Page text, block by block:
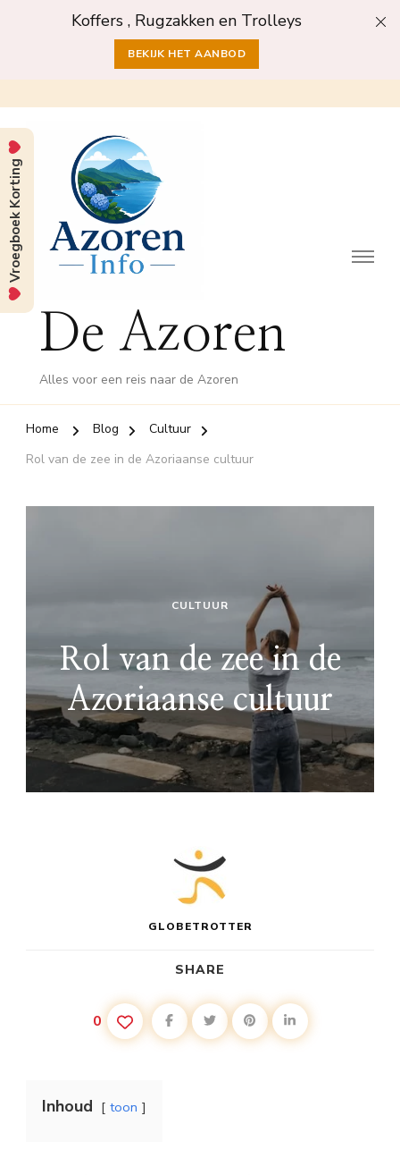
Koffers , Rugzakken en Trolleys
BEKIJK HET AANBOD
De Azoren
Alles voor een reis naar de Azoren
Home Blog
Cultuur
Rol van de zee in de Azoriaanse cultuur
CULTUUR
Rol van de zee in de
Azoriaanse cultuur
GLOBETROTTER
SHARE
0
Inhoud toon
Vroegboek Korting